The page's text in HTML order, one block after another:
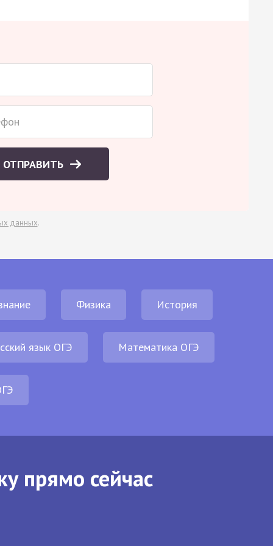
ОТПРАВИТЬ
данных.
Физика История
язык ОГЭ Математика ОГЭ
прямо сейчас